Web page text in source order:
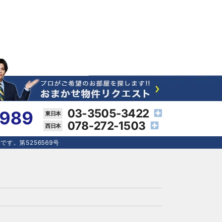
03-3505-3422
078-272-1503
す。第5256569号